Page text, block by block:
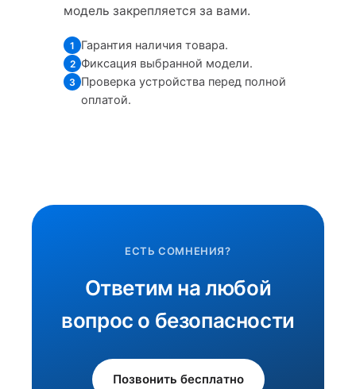
модель закрепляется за вами.
1 Гарантия наличия товара.
2 Фиксация выбранной модели.
3 Проверка устройства перед полной
оплатой.
ЕСТЬ СОМНЕНИЯ?
Ответим на любой
вопрос о безопасности
Позвонить бесплатно